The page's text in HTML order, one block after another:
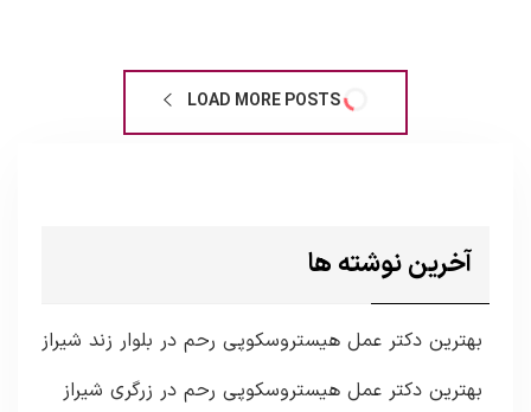
آخرین نوشته ها
بهترین دکتر عمل هیستروسکوپی رحم در بلوار زند شیراز
بهترین دکتر عمل هیستروسکوپی رحم در زرگری شیراز